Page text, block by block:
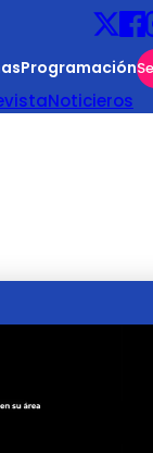
Programación
Noticieros